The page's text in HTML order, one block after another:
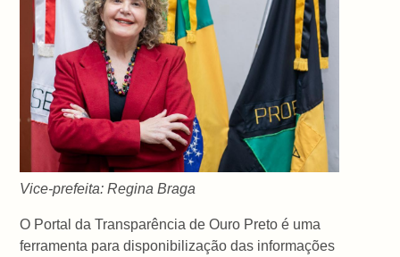
Vice-prefeita: Regina Braga
O Portal da Transparência de Ouro Preto é uma
ferramenta para disponibilização das informações